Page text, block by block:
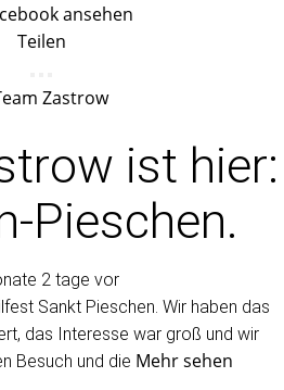
ansehen
Teilen
ist hier:
Pieschen.
2 tage vor
Sankt Pieschen. Wir haben das
das Interesse war groß und wir
Besuch und die Mehr sehen